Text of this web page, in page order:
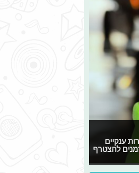
ענקיים
להצטרף